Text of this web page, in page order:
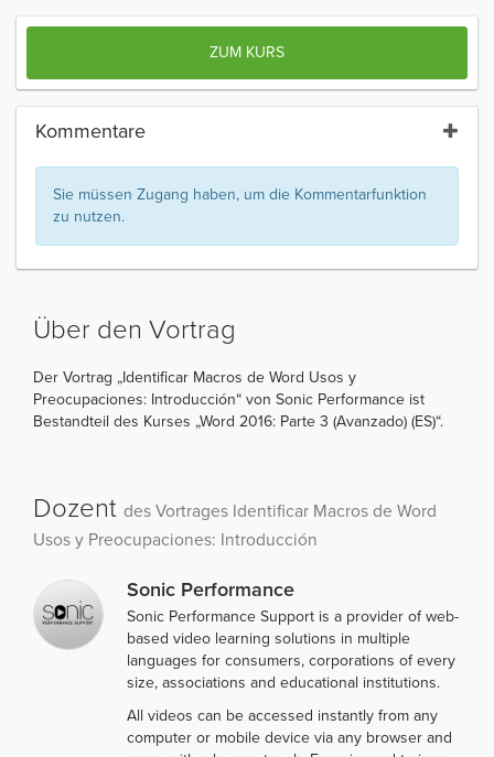
ZUM KURS
Kommentare
Sie müssen Zugang haben, um die Kommentarfunktion
zu nutzen.
Über den Vortrag
Der Vortrag „Identificar Macros de Word Usos y
Preocupaciones: Introducción“ von Sonic Performance ist
Bestandteil des Kurses „Word 2016: Parte 3 (Avanzado) (ES)“.
Dozent des Vortrages Identificar Macros de Word
Usos y Preocupaciones: Introducción
Sonic Performance
Sonic Performance Support is a provider of web-
based video learning solutions in multiple
languages for consumers, corporations of every
size, associations and educational institutions.
All videos can be accessed instantly from any
computer or mobile device via any browser and